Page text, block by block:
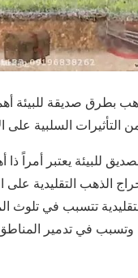
بطرق صديقة للبيئة
التأثيرات السلبية على
للبيئة يعتبر أمراً
الذهب التقليدية على
تتسبب في تلوث
وتسبب في تدمير